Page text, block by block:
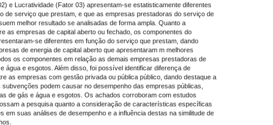
e Lucratividade (Fator 03) apresentam-se estatisticamente diferentes
de serviço que prestam, e que as empresas prestadoras do serviço de
melhor resultado se analisadas de forma ampla. Quanto a
as empresas de capital aberto ou fechado, os componentes do
se diferentes em função do serviço que prestam, dando
de energia de capital aberto que apresentaram m melhores
os componentes em relação as demais empresas prestadoras de
água e esgotos. Além disso, foi possível identificar diferença de
as empresas com gestão privada ou pública público, dando destaque a
subvenções podem causar no desempenho das empresas públicas,
de gás e água e esgotos. Os achados corroboram com estudos
a pesquisa quanto a consideração de características específicas
em suas análises de desempenho e a influência destas na similitude de